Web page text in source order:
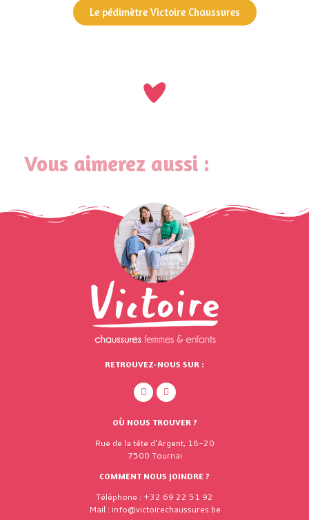
Le pédimètre Victoire Chaussures
Vous aimerez aussi :
RETROUVEZ-NOUS SUR :
OÙ NOUS TROUVER ?
Rue de la tête d'Argent, 18-20
7500 Tournai
COMMENT NOUS JOINDRE ?
Téléphone : +32 69 22 51 92
Mail : info@victoirechaussures.be